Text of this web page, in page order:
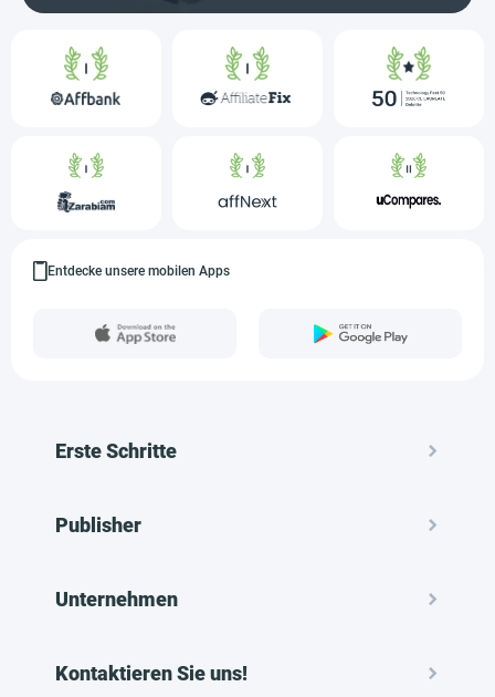
Entdecke unsere mobilen Apps
Erste Schritte
Publisher
Unternehmen
Kontaktieren Sie uns!